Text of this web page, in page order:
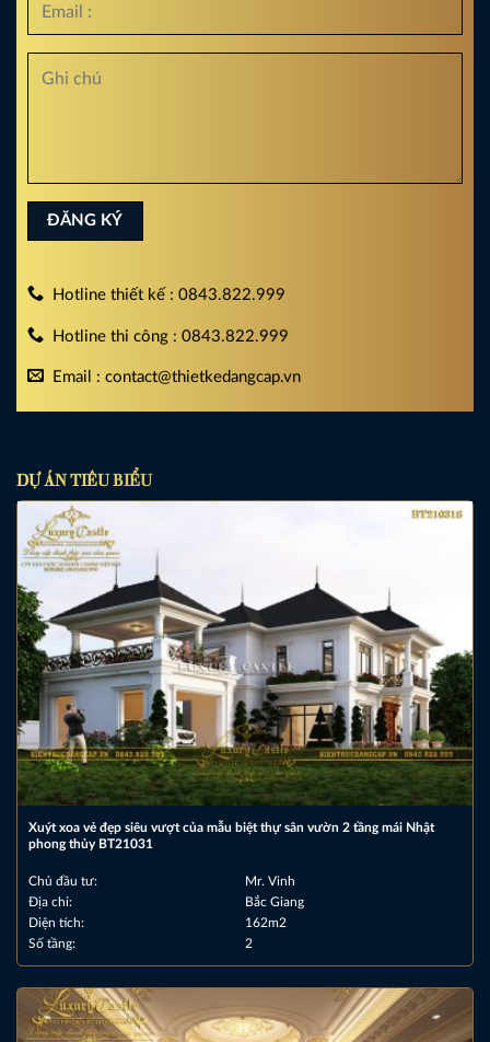
Hotline thiết kế : 0843.822.999
Hotline thi công : 0843.822.999
Email : contact@thietkedangcap.vn
DỰ ÁN TIÊU BIỂU
Xuýt xoa vẻ đẹp siêu vượt của mẫu biệt thự sân vườn 2 tầng mái Nhật
phong thủy BT21031
Chủ đầu tư:
Mr. Vinh
Địa chỉ:
Bắc Giang
Diện tích:
162m2
Số tầng:
2